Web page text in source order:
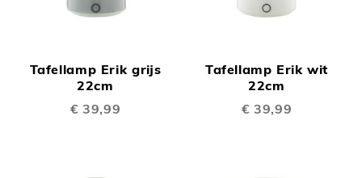
Tafellamp Erik grijs
22cm
€ 39,99
Tafellamp Erik wit
22cm
€ 39,99